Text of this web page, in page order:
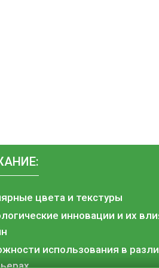
цвета и текстуры
инновации и их
использования в